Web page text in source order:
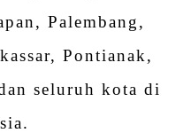
Palembang,
Pontianak,
seluruh kota di